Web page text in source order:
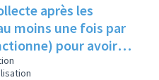
après les
moins une fois par
pour avoir